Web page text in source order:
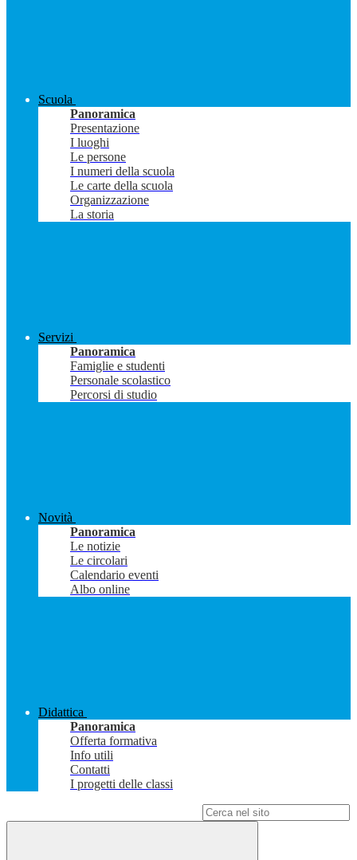
Scuola
Panoramica
Presentazione
I luoghi
Le persone
I numeri della scuola
Le carte della scuola
Organizzazione
La storia
Servizi
Panoramica
Famiglie e studenti
Personale scolastico
Percorsi di studio
Novità
Panoramica
Le notizie
Le circolari
Calendario eventi
Albo online
Didattica
Panoramica
Offerta formativa
Info utili
Contatti
I progetti delle classi